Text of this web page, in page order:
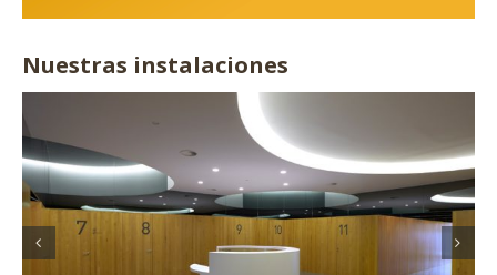
Nuestras instalaciones